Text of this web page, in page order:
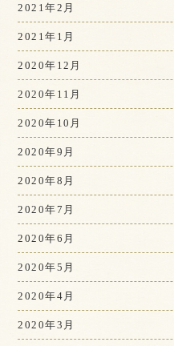
2021年2月
2021年1月
2020年12月
2020年11月
2020年10月
2020年9月
2020年8月
2020年7月
2020年6月
2020年5月
2020年4月
2020年3月